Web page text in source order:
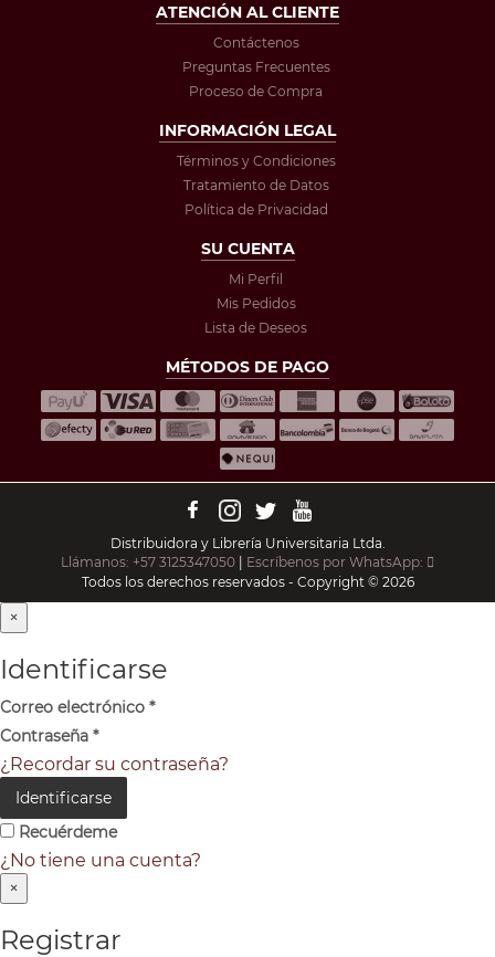
ATENCIÓN AL CLIENTE
Contáctenos
Preguntas Frecuentes
Proceso de Compra
INFORMACIÓN LEGAL
Términos y Condiciones
Tratamiento de Datos
Política de Privacidad
SU CUENTA
Mi Perfil
Mis Pedidos
Lista de Deseos
MÉTODOS DE PAGO
Distribuidora y Librería Universitaria Ltda.
Llámanos: +57 3125347050 | Escríbenos por WhatsApp:
Todos los derechos reservados - Copyright © 2026
×
Identificarse
Correo electrónico *
Contraseña *
¿Recordar su contraseña?
Identificarse
Recuérdeme
¿No tiene una cuenta?
×
Registrar